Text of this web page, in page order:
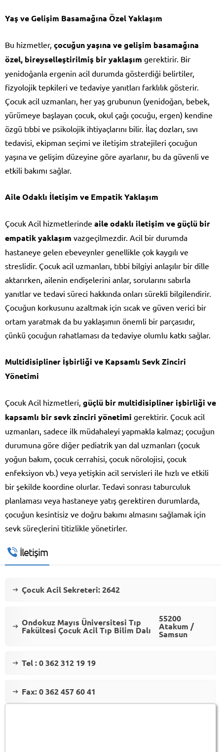
Yaş ve Gelişim Basamağına Özel Yaklaşım
Bu hizmetler, çocuğun yaşına ve gelişim basamağına
özel, bireyselleştirilmiş bir yaklaşım gerektirir. Bir
yenidoğanla ergenin acil durumda gösterdiği belirtiler,
fizyolojik tepkileri ve tedaviye yanıtları farklılık gösterir.
Çocuk acil uzmanları, her yaş grubunun (yenidoğan, bebek,
yürümeye başlayan çocuk, okul çağı çocuğu, ergen) kendine
özgü tıbbi ve psikolojik ihtiyaçlarını bilir. İlaç dozları, sıvı
tedavisi, ekipman seçimi ve iletişim stratejileri çocuğun
yaşına ve gelişim düzeyine göre ayarlanır, bu da güvenli ve
etkili bakımı sağlar.
Aile Odaklı İletişim ve Empatik Yaklaşım
Çocuk Acil hizmetlerinde aile odaklı iletişim ve güçlü bir
empatik yaklaşım vazgeçilmezdir. Acil bir durumda
hastaneye gelen ebeveynler genellikle çok kaygılı ve
streslidir. Çocuk acil uzmanları, tıbbi bilgiyi anlaşılır bir dille
aktarırken, ailenin endişelerini anlar, sorularını sabırla
yanıtlar ve tedavi süreci hakkında onları sürekli bilgilendirir.
Çocuğun korkusunu azaltmak için sıcak ve güven verici bir
ortam yaratmak da bu yaklaşımın önemli bir parçasıdır,
çünkü çocuğun rahatlaması da tedaviye olumlu katkı sağlar.
Multidisipliner İşbirliği ve Kapsamlı Sevk Zinciri
Yönetimi
Çocuk Acil hizmetleri, güçlü bir multidisipliner işbirliği ve
kapsamlı bir sevk zinciri yönetimi gerektirir. Çocuk acil
uzmanları, sadece ilk müdahaleyi yapmakla kalmaz; çocuğun
durumuna göre diğer pediatrik yan dal uzmanları (çocuk
yoğun bakım, çocuk cerrahisi, çocuk nörolojisi, çocuk
enfeksiyon vb.) veya yetişkin acil servisleri ile hızlı ve etkili
bir şekilde koordine olurlar. Tedavi sonrası taburculuk
planlaması veya hastaneye yatış gerektiren durumlarda,
çocuğun kesintisiz ve doğru bakımı almasını sağlamak için
sevk süreçlerini titizlikle yönetirler.
İletişim
Çocuk Acil Sekreteri: 2642
Ondokuz Mayıs Üniversitesi Tıp
Fakültesi Çocuk Acil Tıp Bilim Dalı
55200
Atakum /
Samsun
Tel : 0 362 312 19 19
Fax: 0 362 457 60 41